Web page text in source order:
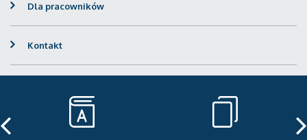
Dla pracowników
Kontakt